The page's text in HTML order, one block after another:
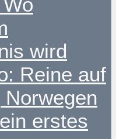
wird
Reine auf
erstes